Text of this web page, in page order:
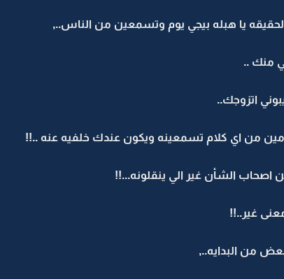
يا هبله بيجي يوم وتسمعين من الناس..,
منك ..
اتزوجك..
من اي كلام تسمعينه ويكون عندك خلفيه عنه ..!!
اصحاب الشأن غير الي ينقلونه...!!
غير..!!
من البدايه..,